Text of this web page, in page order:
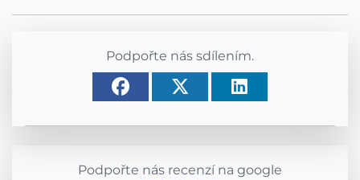
Podpořte nás sdílením.
Podpořte nás recenzí na google